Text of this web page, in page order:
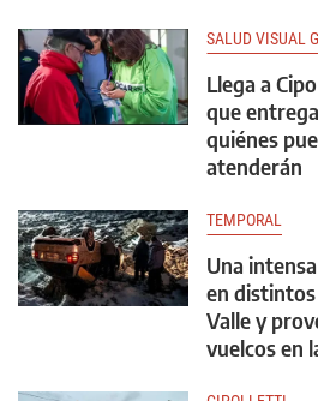
SALUD VISUAL
Llega a
que
quiénes
atenderán
TEMPORAL
Una
en
Valle y
vuelcos en